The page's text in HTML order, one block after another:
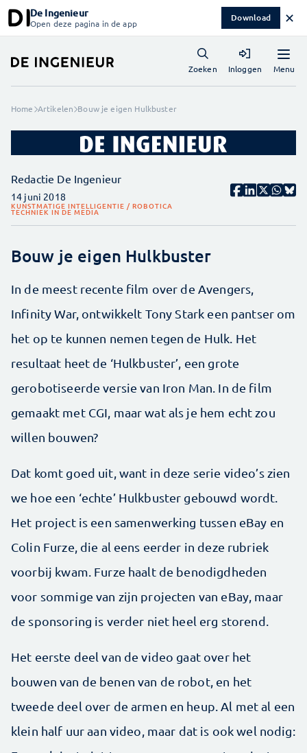
De Ingenieur
Open deze pagina in de app Download ✕
Menu
Zoeken Inloggen
Home Artikelen Bouw je eigen Hulkbuster
Redactie De Ingenieur
14 juni 2018
KUNSTMATIGE INTELLIGENTIE / ROBOTICA
TECHNIEK IN DE MEDIA
Bouw je eigen Hulkbuster
In de meest recente film over de Avengers,
Infinity War, ontwikkelt Tony Stark een pantser om
het op te kunnen nemen tegen de Hulk. Het
resultaat heet de ‘Hulkbuster’, een grote
gerobotiseerde versie van Iron Man. In de film
gemaakt met CGI, maar wat als je hem echt zou
willen bouwen?
Dat komt goed uit, want in deze serie video’s zien
we hoe een ‘echte’ Hulkbuster gebouwd wordt.
Het project is een samenwerking tussen eBay en
Colin Furze, die al eens eerder in deze rubriek
voorbij kwam. Furze haalt de benodigdheden
voor sommige van zijn projecten van eBay, maar
de sponsoring is verder niet heel erg storend.
Het eerste deel van de video gaat over het
bouwen van de benen van de robot, en het
tweede deel over de armen en heup. Al met al een
klein half uur aan video, maar dat is ook wel nodig: